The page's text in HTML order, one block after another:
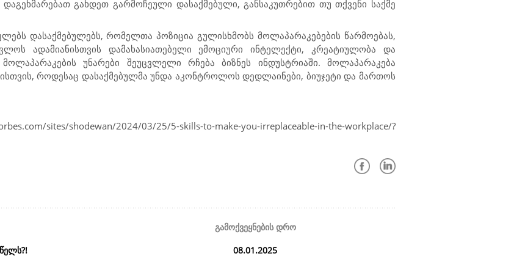
გახდეთ გარმოჩეული დასაქმებული, განსაკუთრებით თუ თქვენი საქმე
დასაქმებულებს, რომელთა პოზიცია გულისხმობს მოლაპარაკებების წარმოებას,
ადამიანისთვის დამახასიათებელი ემოციური ინტელექტი, კრეატიულობა და
უნარები შეუცვლელი რჩება ბიზნეს ინდუსტრიაში. მოლაპარაკება
როდესაც დასაქმებულმა უნდა აკონტროლოს დედლაინები, ბიუჯეტი და მართოს
shodewan/2024/03/25/5-skills-to-make-you-irreplaceable-in-the-workplace/?
გამოქვეყნების დრო
08.01.2025